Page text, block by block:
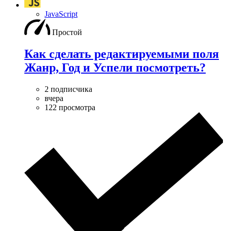
JavaScript
Простой
Как сделать редактируемыми поля
Жанр, Год и Успели посмотреть?
2 подписчика
вчера
122 просмотра